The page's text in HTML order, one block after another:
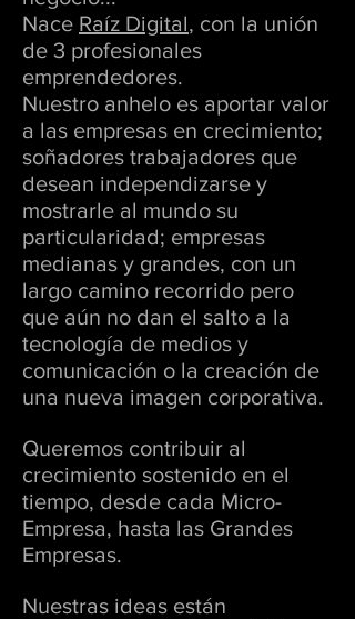
Nace Raíz Digital, con la unión
de 3 profesionales
emprendedores.
Nuestro anhelo es aportar valor
a las empresas en crecimiento;
soñadores trabajadores que
desean independizarse y
mostrarle al mundo su
particularidad; empresas
medianas y grandes, con un
largo camino recorrido pero
que aún no dan el salto a la
tecnología de medios y
comunicación o la creación de
una nueva imagen corporativa.
Queremos contribuir al
crecimiento sostenido en el
tiempo, desde cada Micro-
Empresa, hasta las Grandes
Empresas.
Nuestras ideas están